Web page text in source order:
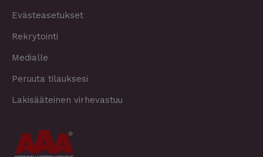
Evästeasetukset
Rekrytointi
Medialle
Peruuta tilauksesi
Lakisääteinen virhevastuu